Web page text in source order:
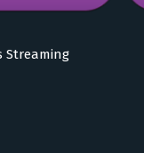
Streaming